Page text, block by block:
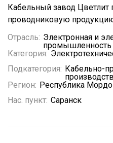
Кабельный завод Цветлит
проводниковую
Отрасль: Электронная и
промышленность
Категория:
Подкатегория: Кабельно-
Регион: Республика
Нас. пункт: Саранск